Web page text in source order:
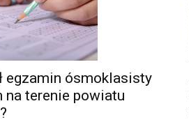
egzamin ósmoklasisty
na terenie powiatu